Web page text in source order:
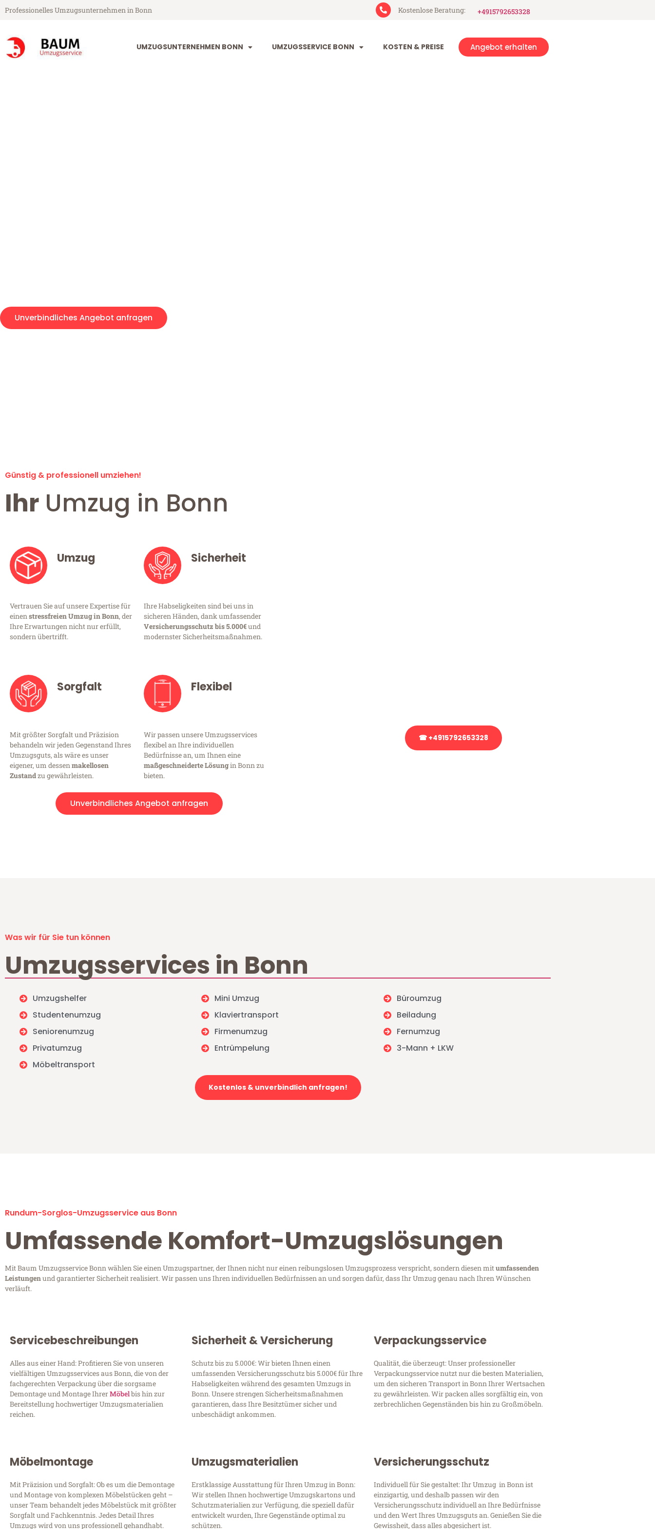
Professionelles Umzugsunternehmen in Bonn Kostenlose Beratung: +4915792653328
UMZUGSUNTERNEHMEN BONN UMZUGSSERVICE BONN KOSTEN & PREISE Angebot erhalten
Unverbindliches Angebot anfragen
Günstig & professionell umziehen!
Ihr Umzug in Bonn
Umzug
Vertrauen Sie auf unsere Expertise für
einenstressfreien Umzug in Bonn, der
Ihre Erwartungen nicht nur erfüllt,
sondern übertrifft.
Sicherheit
Ihre Habseligkeiten sind bei uns in
sicheren Händen, dank umfassender
Versicherungsschutz bis 5.000€und
modernster Sicherheitsmaßnahmen.
Sorgfalt
Mit größter Sorgfalt und Präzision
behandeln wir jeden Gegenstand Ihres
Umzugsguts, als wäre es unser
eigener, um dessen makellosen
Zustandzu gewährleisten.
Flexibel
Wir passen unsere Umzugsservices
flexibel an Ihre individuellen
Bedürfnisse an, um Ihnen eine
maßgeschneiderte Lösungin Bonn zu
bieten.
Unverbindliches Angebot anfragen
☎ +4915792653328
Was wir für Sie tun können
Umzugsservices in Bonn
Umzugshelfer
Studentenumzug
Seniorenumzug
Privatumzug
Möbeltransport
Mini Umzug
Klaviertransport
Firmenumzug
Entrümpelung
Büroumzug
Beiladung
Fernumzug
3-Mann + LKW
Kostenlos & unverbindlich anfragen!
Rundum-Sorglos-Umzugsservice aus Bonn
Umfassende Komfort-Umzugslösungen
Mit Baum Umzugsservice Bonn wählen Sie einen Umzugspartner, der Ihnen nicht nur einen reibungslosen Umzugsprozess verspricht, sondern diesen mitumfassenden
Leistungenund garantierter Sicherheit realisiert. Wir passen uns Ihren individuellen Bedürfnissen an und sorgen dafür, dass Ihr Umzug genau nach Ihren Wünschen
verläuft.
Servicebeschreibungen
Alles aus einer Hand: Profitieren Sie von unseren
vielfältigen Umzugsservices aus Bonn, die von der
fachgerechten Verpackung über die sorgsame
Demontage und Montage IhrerMöbelbis hin zur
Bereitstellung hochwertiger Umzugsmaterialien
reichen.
Sicherheit & Versicherung
Schutz bis zu 5.000€: Wir bieten Ihnen einen
umfassenden Versicherungsschutz bis 5.000€ für Ihre
Habseligkeiten während des gesamten Umzugs in
Bonn. Unsere strengen Sicherheitsmaßnahmen
garantieren, dass Ihre Besitztümer sicher und
unbeschädigt ankommen.
Verpackungsservice
Qualität, die überzeugt: Unser professioneller
Verpackungsservice nutzt nur die besten Materialien,
um den sicheren Transport in Bonn Ihrer Wertsachen
zu gewährleisten. Wir packen alles sorgfältig ein, von
zerbrechlichen Gegenständen bis hin zu Großmöbeln.
Möbelmontage
Mit Präzision und Sorgfalt: Ob es um die Demontage
und Montage von komplexen Möbelstücken geht –
unser Team behandelt jedes Möbelstück mit größter
Sorgfalt und Fachkenntnis. Jedes Detail Ihres
Umzugs wird von uns professionell gehandhabt.
Umzugsmaterialien
Erstklassige Ausstattung für Ihren Umzug in Bonn:
Wir stellen Ihnen hochwertige Umzugskartons und
Schutzmaterialien zur Verfügung, die speziell dafür
entwickelt wurden, Ihre Gegenstände optimal zu
schützen.
Versicherungsschutz
Individuell für Sie gestaltet: Ihr Umzug in Bonn ist
einzigartig, und deshalb passen wir den
Versicherungsschutz individuell an Ihre Bedürfnisse
und den Wert Ihres Umzugsguts an. Genießen Sie die
Gewissheit, dass alles abgesichert ist.